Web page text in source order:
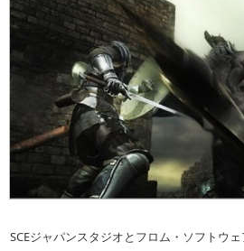
SCEジャパンスタジオとフロム・ソフトウ